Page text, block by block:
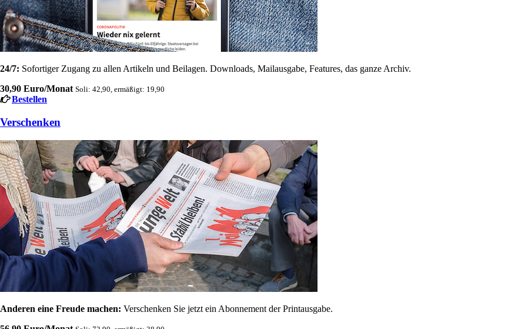
24/7: Sofortiger Zugang zu allen Artikeln und Beilagen. Downloads, Mailausgabe, Features, das ganze Archiv.
30,90 Euro/Monat Soli: 42,90, ermäßigt: 19,90
Bestellen
Verschenken
Anderen eine Freude machen: Verschenken Sie jetzt ein Abonnement der Printausgabe.